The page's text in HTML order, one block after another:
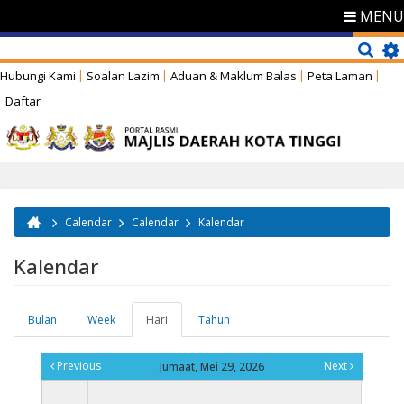
MENU
Hubungi Kami Soalan Lazim Aduan & Maklum Balas
Peta Laman
Daftar
Anda di sini
Calendar Calendar Kalendar
Kalendar
Tab-tab utama
Bulan Week Hari
aktif)
Tahun
Previous Jumaat, Mei 29, 2026 Next